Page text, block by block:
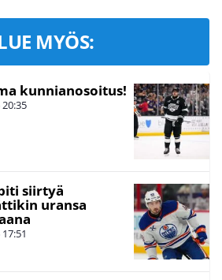
MYÖS:
kunnianosoitus!
20:35
siirtyä
uransa
17:51